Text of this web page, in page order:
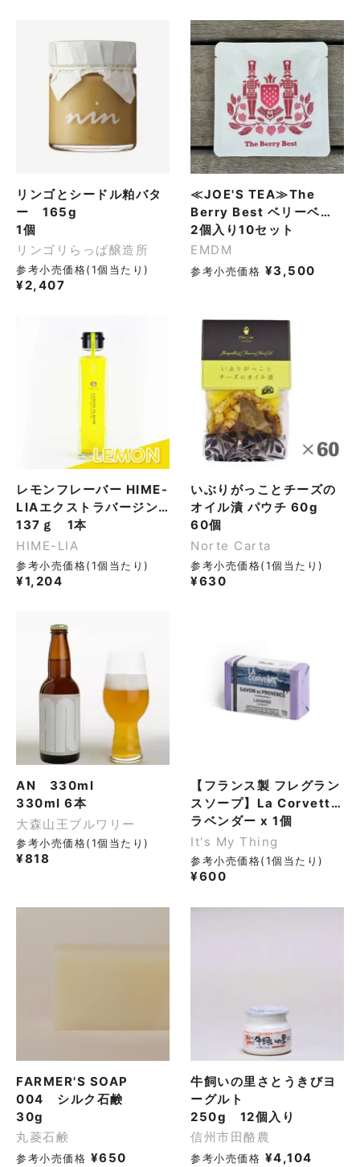
リンゴとシードル粕バタ
ー 165g
1個
リンゴリらっぱ醸造所
参考小売価格(1個当たり)
¥2,407
≪JOE'S TEA≫The
Berry Best ベリーベス
ト オーガニックハーブテ
ィー ノンカフェイン
2個入り10セット
EMDM
参考小売価格 ¥3,500
レモンフレーバー HIME-
LIAエクストラバージン
オリーブオイル【常温】
137ｇ 1本
HIME-LIA
参考小売価格(1個当たり)
¥1,204
いぶりがっことチーズの
オイル漬 パウチ 60g
60個
Norte Carta
参考小売価格(1個当たり)
¥630
AN 330ml
330ml 6本
大森山王ブルワリー
参考小売価格(1個当たり)
¥818
【フランス製 フレグラン
スソープ】La Corvette
サボン・ド・プロヴァン
ス 100g
ラベンダー x 1個
It's My Thing
参考小売価格(1個当たり)
¥600
FARMER'S SOAP
004 シルク石鹸
30g
丸菱石鹸
参考小売価格 ¥650
牛飼いの里さとうきびヨ
ーグルト
250g 12個入り
信州市田酪農
参考小売価格 ¥4,104